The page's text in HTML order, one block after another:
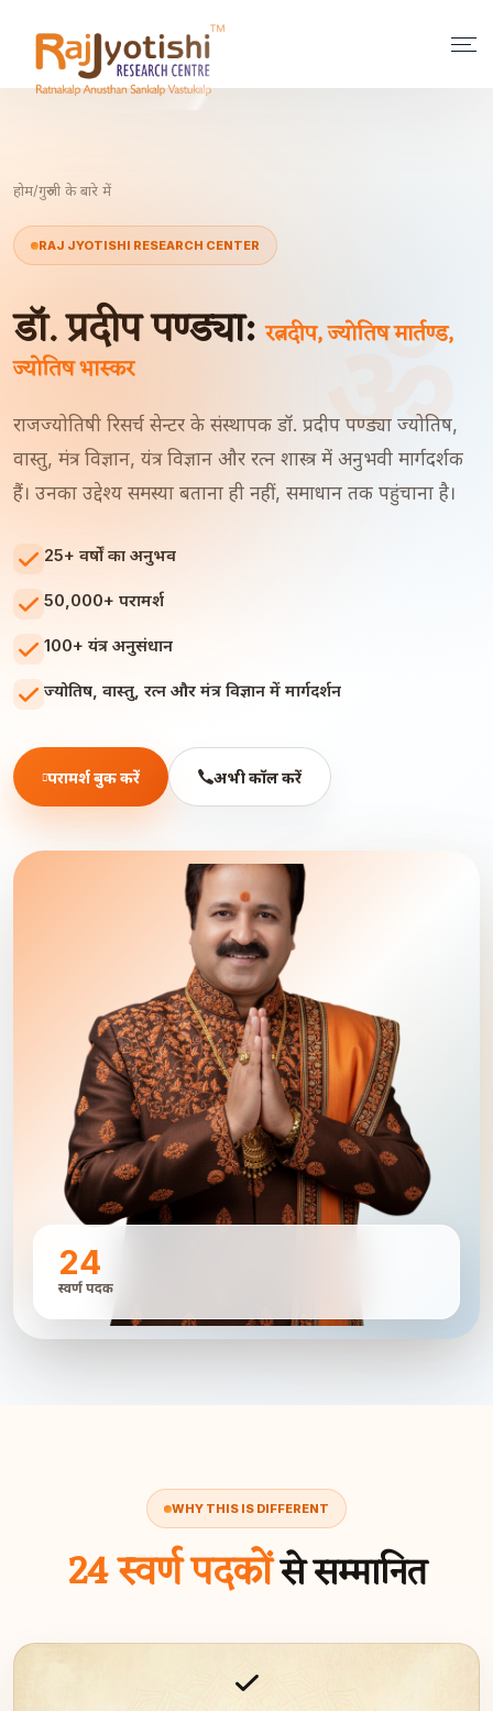
ॐ
होम/गुरुजी के बारे में
RAJ JYOTISHI RESEARCH CENTER
डॉ. प्रदीप पण्ड्या: रत्नदीप, ज्योतिष मार्तण्ड,
ज्योतिष भास्कर
राजज्योतिषी रिसर्च सेन्टर के संस्थापक डॉ. प्रदीप पण्ड्या ज्योतिष,
वास्तु, मंत्र विज्ञान, यंत्र विज्ञान और रत्न शास्त्र में अनुभवी मार्गदर्शक
हैं। उनका उद्देश्य समस्या बताना ही नहीं, समाधान तक पहुंचाना है।
25+ वर्षों का अनुभव
50,000+ परामर्श
100+ यंत्र अनुसंधान
ज्योतिष, वास्तु, रत्न और मंत्र विज्ञान में मार्गदर्शन
परामर्श बुक करें अभी कॉल करें
24
स्वर्ण पदक
WHY THIS IS DIFFERENT
24 स्वर्ण पदकोंसे सम्मानित